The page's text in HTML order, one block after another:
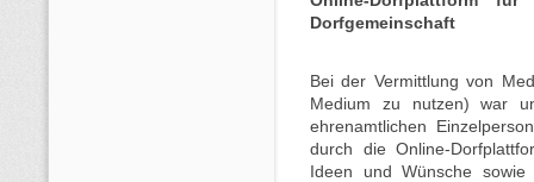
Dorfgemeinschaft
Bei der Vermittlung von
Medium zu nutzen) war
ehrenamtlichen
durch die Online-
Ideen und Wünsche